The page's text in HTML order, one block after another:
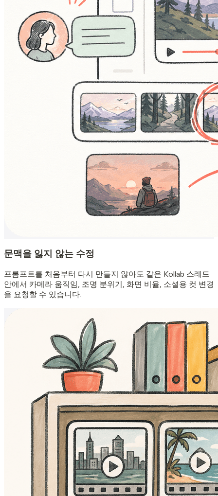
문맥을 잃지 않는 수정
프롬프트를 처음부터 다시 만들지 않아도 같은 Kollab 스레드
안에서 카메라 움직임, 조명 분위기, 화면 비율, 소셜용 컷 변경
을 요청할 수 있습니다.